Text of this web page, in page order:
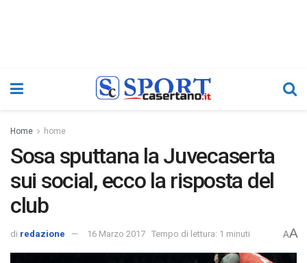
Home home
Sosa sputtana la Juvecaserta
sui social, ecco la risposta del
club
di redazione 16 Marzo 2017 Tempo di lettura: 1 minuti AA